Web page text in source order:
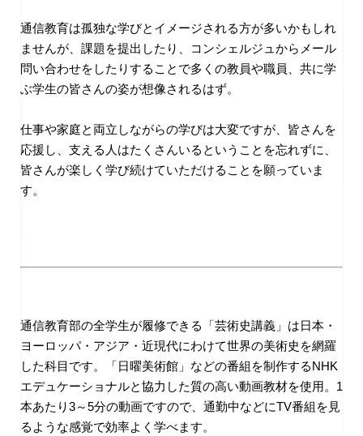
通信教育は孤独な学びとイメージされる方が多いかもしれ
ませんが、課題を提出したり、コンシェルジュからメール
問い合わせをしたりすることで多くの教員や職員、共に学
ぶ学生の皆さんの姿が想像されるはず。
仕事や家庭と両立しながらの学びは大変ですが、皆さんを
応援し、支える人はたくさんいるということを忘れずに、
皆さんが楽しく学び続けていただけることを願っていま
す。
通信教育部の全学生が履修できる「芸術史講義」は日本・
ヨーロッパ・アジア・近現代にわけて世界の美術史を網羅
した科目です。「日曜美術館」などの番組を制作するNHK
エデュケーショナルと協力した質の高い動画教材を使用。1
本あたり3～5分の動画ですので、通勤中などにTV番組を見
るような感覚で効率よく学べます。